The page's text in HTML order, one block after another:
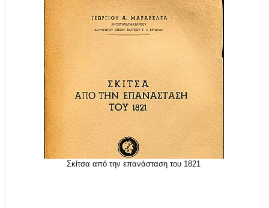
Σκίτσα από την επανάσταση του 1821